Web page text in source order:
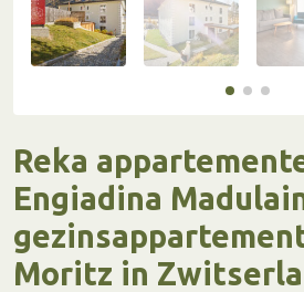
Reka
Engiadina
Moritz in